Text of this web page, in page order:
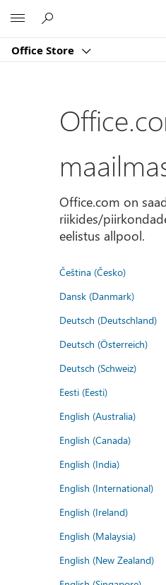
Office Store
Office.com on
riikides/
eelistus allpool.
Čeština (Česko)
Dansk (Danmark)
Deutsch (Deutschland)
Deutsch (Österreich)
Deutsch (Schweiz)
Eesti (Eesti)
English (Australia)
English (Canada)
English (India)
English (International)
English (Ireland)
English (Malaysia)
English (New Zealand)